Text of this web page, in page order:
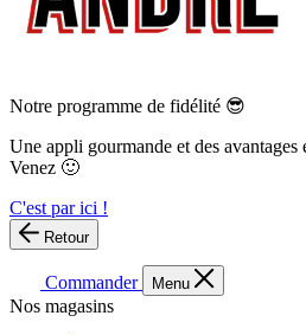
Notre programme de fidélité 😎
Une appli gourmande et des avantages
Venez 🙂
C'est par ici !
Retour
Commander Menu
Nos magasins